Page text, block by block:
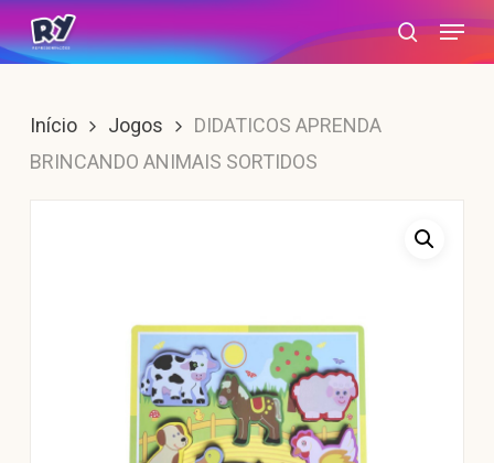
Skip
to
content
search
Menu
Início Jogos
DIDATICOS APRENDA
BRINCANDO ANIMAIS SORTIDOS